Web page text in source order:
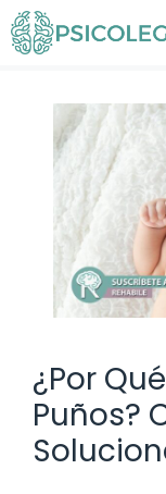
Saltar
al
¿Por
Puños?